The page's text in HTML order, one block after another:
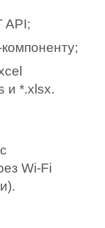
API;
и *.xlsx.
Wi-Fi